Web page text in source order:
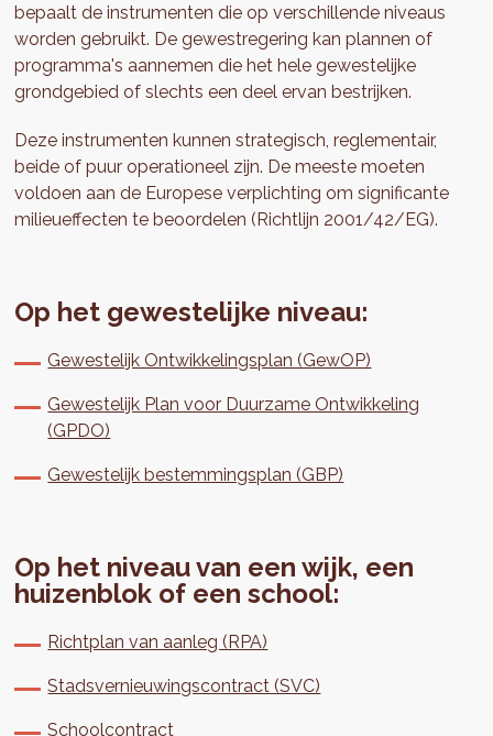
bepaalt de instrumenten die op verschillende niveaus
worden gebruikt. De gewestregering kan plannen of
programma's aannemen die het hele gewestelijke
grondgebied of slechts een deel ervan bestrijken.
Deze instrumenten kunnen strategisch, reglementair,
beide of puur operationeel zijn. De meeste moeten
voldoen aan de Europese verplichting om significante
milieueffecten te beoordelen (Richtlijn 2001/42/EG).
Op het gewestelijke niveau:
Gewestelijk Ontwikkelingsplan (GewOP)
Gewestelijk Plan voor Duurzame Ontwikkeling
(GPDO)
Gewestelijk bestemmingsplan (GBP)
Op het niveau van een wijk, een
huizenblok of een school:
Richtplan van aanleg (RPA)
Stadsvernieuwingscontract (SVC)
Schoolcontract